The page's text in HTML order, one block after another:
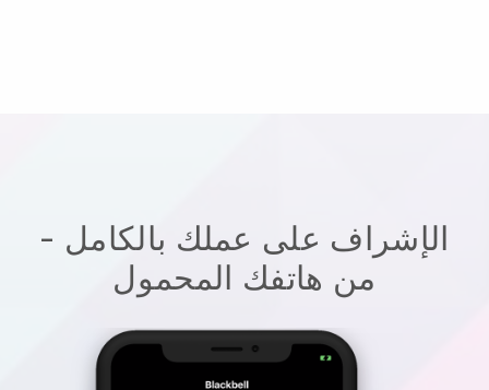
الإشراف على عملك بالكامل -
من هاتفك المحمول